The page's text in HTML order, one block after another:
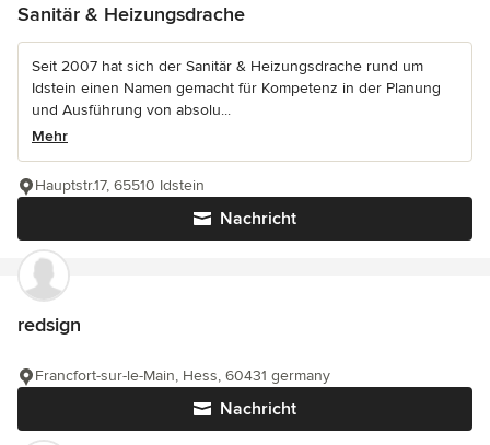
Sanitär & Heizungsdrache
Seit 2007 hat sich der Sanitär & Heizungsdrache rund um
Idstein einen Namen gemacht für Kompetenz in der Planung
und Ausführung von absolu...
Mehr
Nachricht
Hauptstr.17, 65510 Idstein
redsign
Nachricht
Francfort-sur-le-Main, Hess, 60431 germany